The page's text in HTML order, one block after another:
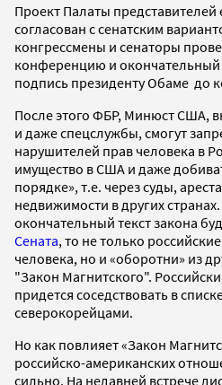
Проект Палаты
согласован с сенатским
конгрессмены и сенаторы
конференцию и окончательный
подпись президенту Обаме до
После этого ФБР, Минюст США,
и даже спецслужбы, смогут
нарушителей прав человека в
имущество в США и даже
порядке», т.е. через суды,
недвижимости в других
окончательный текст закона
Сената, то не только
человека, но и «оборотни» из
"Закон Магнитского".
придется соседствовать в
северокорейцами.
Но как повлияет «Закон
российско-американских
сильно. На недавней встрече